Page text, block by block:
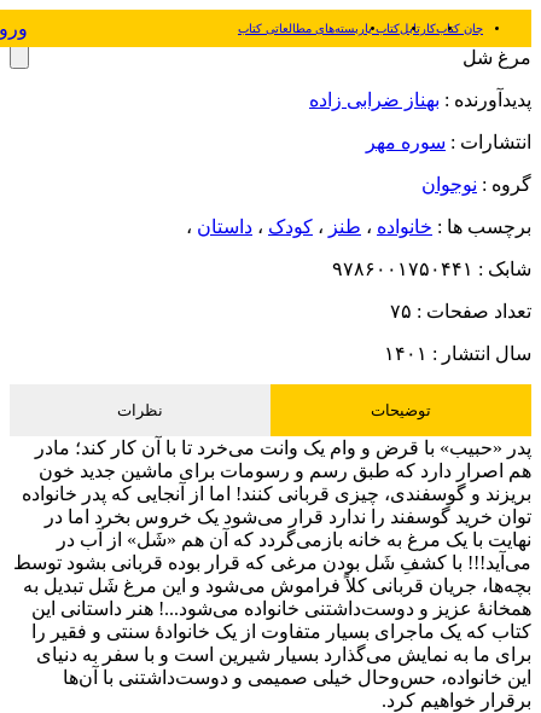
جان کتابکارتابلکتاب یار بسته‌های مطالعاتی کتاب
مرغ شل
پدیدآورنده : بهناز ضرابی زاده
انتشارات : سوره مهر
گروه : نوجوان
برچسب ها : خانواده ، طنز ، ‌کودک ، داستان ،
شابک : ۹۷۸۶۰۰۱۷۵۰۴۴۱
تعداد صفحات : ۷۵
سال انتشار : ۱۴۰۱
توضیحات نظرات
پدر «حبیب» با قرض و وام یک وانت می‌خرد تا با آن کار کند؛ مادر
هم اصرار دارد که طبق رسم و رسومات برای ماشین جدید خون
بریزند و گوسفندی، چیزی قربانی کنند! اما از آنجایی که پدر خانواده
توان خرید گوسفند را ندارد قرار می‌شود یک خروس بخرد اما در
نهایت با یک مرغ به خانه بازمی‌گردد که آن هم «شَل» از آب در
می‌آید!!! با کشفِ شَل بودن مرغی که قرار بوده قربانی بشود توسط
بچه‌‌ها، جریان قربانی کلاً فراموش می‌‌شود و این مرغ شَل تبدیل به
همخانۀ عزیز و دوست‌داشتنی خانواده می‌شود...! هنر داستانی این
کتاب که یک ماجرای بسیار متفاوت از یک خانوادۀ سنتی و فقیر را
برای ما به نمایش می‌‌گذارد بسیار شیرین است و با سفر به دنیای
این خانواده، حس‌‌وحال خیلی صمیمی و دوست‌‌داشتنی با آن‌‌ها
برقرار خواهیم کرد.